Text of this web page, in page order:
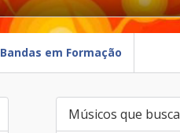
Bandas em Formação
Músicos que busca